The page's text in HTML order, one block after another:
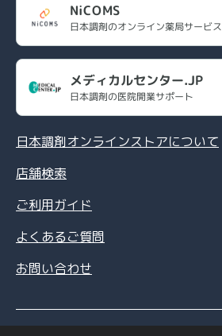
NiCOMS
日本調剤のオンライン薬局サービス
メディカルセンター.JP
日本調剤の医院開業サポート
日本調剤オンラインストアについて
店舗検索
ご利用ガイド
よくあるご質問
お問い合わせ